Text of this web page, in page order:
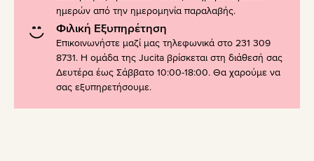
ημερών από την ημερομηνία παραλαβής.
Φιλική Εξυπηρέτηση
Επικοινωνήστε μαζί μας τηλεφωνικά στο 231 309
8731. Η ομάδα της Jucita βρίσκεται στη διάθεσή σας
Δευτέρα έως Σάββατο 10:00-18:00. Θα χαρούμε να
σας εξυπηρετήσουμε.